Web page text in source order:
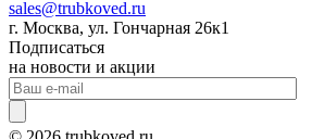
sales@trubkoved.ru
г. Москва, ул. Гончарная 26к1
Подписаться
на новости и акции